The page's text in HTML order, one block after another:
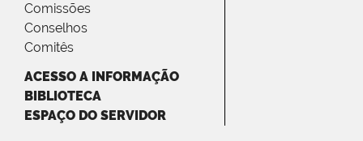
Comissões
Conselhos
Comitês
ACESSO A INFORMAÇÃO
BIBLIOTECA
ESPAÇO DO SERVIDOR